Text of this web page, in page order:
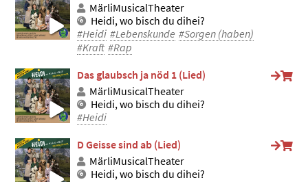
MärliMusicalTheater
Heidi, wo bisch du dihei?
#Heidi #Lebenskunde #Sorgen (haben)
#Kraft #Rap
Das glaubsch ja nöd 1 (Lied)
MärliMusicalTheater
Heidi, wo bisch du dihei?
#Heidi
D Geisse sind ab (Lied)
MärliMusicalTheater
Heidi, wo bisch du dihei?